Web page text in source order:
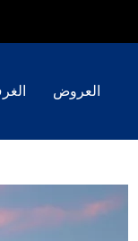
العروض